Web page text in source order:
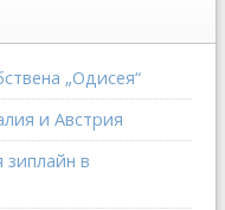
„Одисея“
и Австрия
зиплайн в